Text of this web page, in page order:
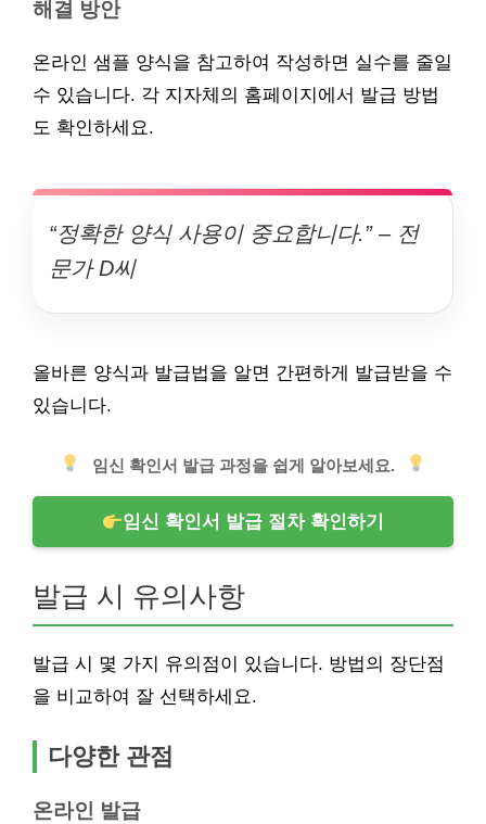
해결 방안
온라인 샘플 양식을 참고하여 작성하면 실수를 줄일
수 있습니다. 각 지자체의 홈페이지에서 발급 방법
도 확인하세요.
“정확한 양식 사용이 중요합니다.” – 전
문가 D씨
올바른 양식과 발급법을 알면 간편하게 발급받을 수
있습니다.
임신 확인서 발급 과정을 쉽게 알아보세요.
임신 확인서 발급 절차 확인하기
발급 시 유의사항
발급 시 몇 가지 유의점이 있습니다. 방법의 장단점
을 비교하여 잘 선택하세요.
다양한 관점
온라인 발급